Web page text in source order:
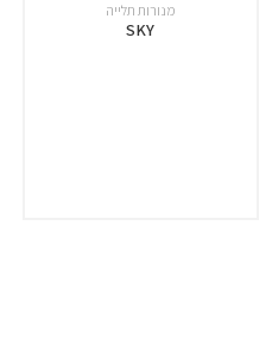
מנורות תלייה
SKY